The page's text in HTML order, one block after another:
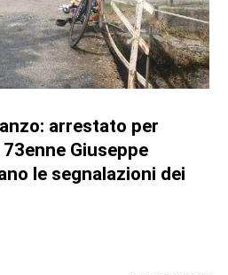
arrestato per
Giuseppe
le segnalazioni dei